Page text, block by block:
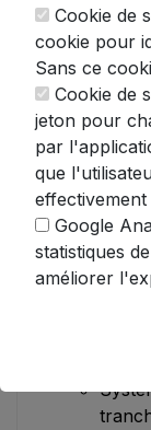
alliage
garantit
usage
en acier
et précise,
de
🔍
Cookie de
cookie pour
Sans ce
Cookie de
jeton pour
par
que
Google
statistiques
améliorer